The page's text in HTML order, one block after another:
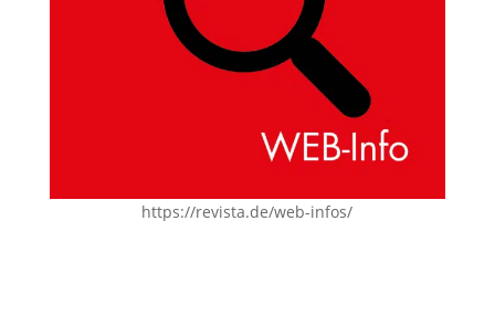
https://revista.de/web-infos/